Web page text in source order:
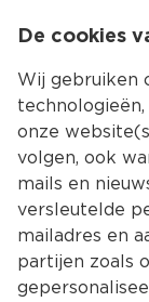
Terug
De cookies
Wij gebruiken
onze
volgen, ook
mails en
versleutelde
mailadres en
partijen zoals